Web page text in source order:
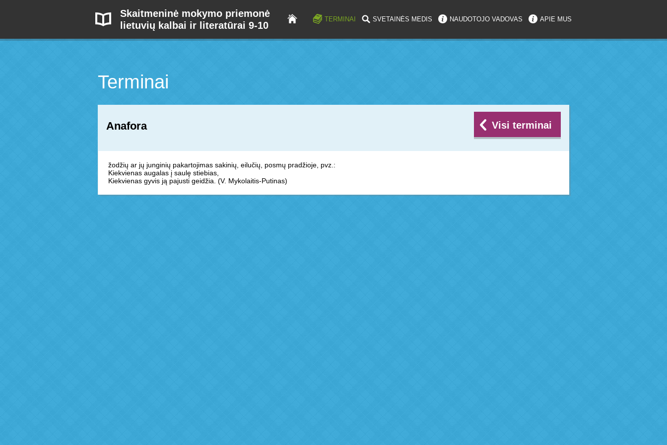
Skaitmeninė mokymo priemonė
lietuvių kalbai ir literatūrai 9-10
TERMINAI SVETAINĖS MEDIS NAUDOTOJO VADOVAS APIE MUS
Terminai
Anafora Visi terminai
žodžių ar jų junginių pakartojimas sakinių, eilučių, posmų pradžioje, pvz.:
Kiekvienas augalas į saulę stiebias,
Kiekvienas gyvis ją pajusti geidžia. (V. Mykolaitis-Putinas)